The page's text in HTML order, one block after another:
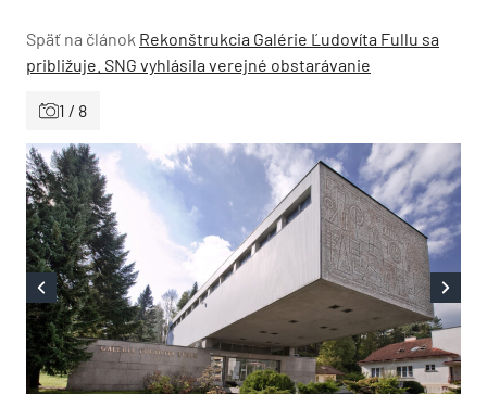
Späť na článok Rekonštrukcia Galérie Ľudovíta Fullu sa
približuje. SNG vyhlásila verejné obstarávanie
1 / 8